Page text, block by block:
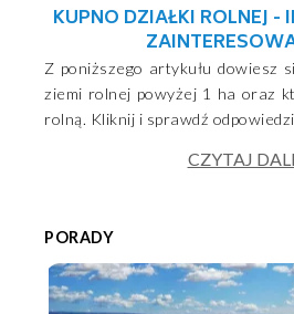
KUPNO DZIAŁKI ROLNEJ -
Z poniższego artykułu dowiesz
ziemi rolnej powyżej 1 ha oraz
rolną. Kliknij i sprawdź
CZYTAJ
PORADY